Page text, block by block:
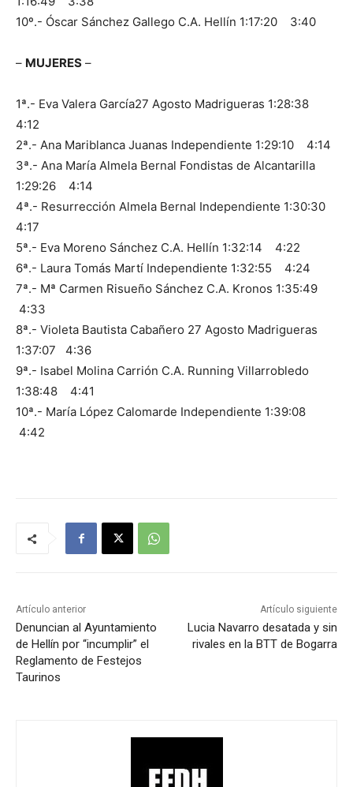
10º.- Óscar Sánchez Gallego​ C.A. Hellín​​​ 1:17:20​ 3:40
– MUJERES –
1ª.- Eva Valera García​27 Agosto Madrigueras​ 1:28:38 ​
4:12
2ª.- Ana Mariblanca Juanas ​​Independiente ​​1:29:10 ​4:14
3ª.- Ana María Almela Bernal​ Fondistas de Alcantarilla​
1:29:26 ​4:14
4ª.- Resurrección Almela Bernal​ Independiente​​ 1:30:30
​4:17
5ª.- Eva Moreno Sánchez​ C.A. Hellín​​ 1:32:14​ 4:22
6ª.- Laura Tomás Martí​​ Independiente​​​ 1:32:55​ 4:24
7ª.- Mª Carmen Risueño Sánchez​ C.A. Kronos​​​ 1:35:49​
4:33
8ª.- Violeta Bautista Cabañero​ 27 Agosto Madrigueras​
1:37:07​ 4:36
9ª.- Isabel Molina Carrión​ C.A. Running Villarrobledo​
1:38:48​ 4:41
10ª.- María López Calomarde​ Independiente​​ 1:39:08​
4:42
Artículo anterior
Denuncian al Ayuntamiento
de Hellín por “incumplir” el
Reglamento de Festejos
Taurinos
Artículo siguiente
Lucia Navarro desatada y sin
rivales en la BTT de Bogarra